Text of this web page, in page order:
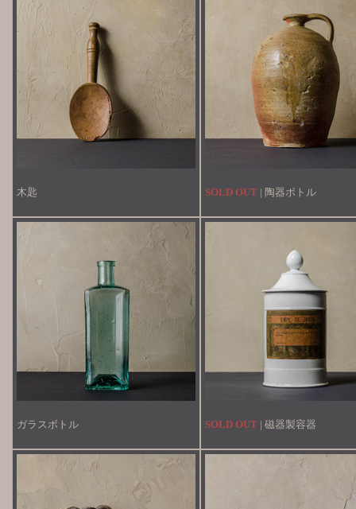
木匙 SOLD OUT | 陶器ボトル
ガラスボトル SOLD OUT | 磁器製容器